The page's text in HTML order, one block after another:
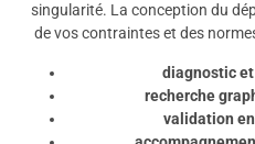
singularité. La conception du
de vos contraintes et des
diagnostic
recherche
validation